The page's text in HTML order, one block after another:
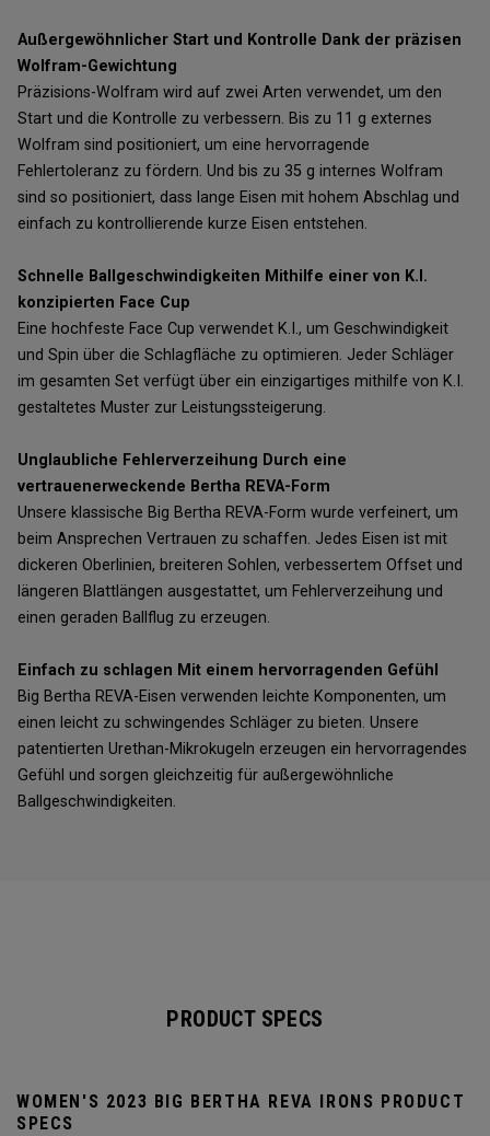
Außergewöhnlicher Start und Kontrolle Dank der präzisen
Wolfram-Gewichtung
Präzisions-Wolfram wird auf zwei Arten verwendet, um den
Start und die Kontrolle zu verbessern. Bis zu 11 g externes
Wolfram sind positioniert, um eine hervorragende
Fehlertoleranz zu fördern. Und bis zu 35 g internes Wolfram
sind so positioniert, dass lange Eisen mit hohem Abschlag und
einfach zu kontrollierende kurze Eisen entstehen.
Schnelle Ballgeschwindigkeiten Mithilfe einer von K.I.
konzipierten Face Cup
Eine hochfeste Face Cup verwendet K.I., um Geschwindigkeit
und Spin über die Schlagfläche zu optimieren. Jeder Schläger
im gesamten Set verfügt über ein einzigartiges mithilfe von K.I.
gestaltetes Muster zur Leistungssteigerung.
Unglaubliche Fehlerverzeihung Durch eine
vertrauenerweckende Bertha REVA-Form
Unsere klassische Big Bertha REVA-Form wurde verfeinert, um
beim Ansprechen Vertrauen zu schaffen. Jedes Eisen ist mit
dickeren Oberlinien, breiteren Sohlen, verbessertem Offset und
längeren Blattlängen ausgestattet, um Fehlerverzeihung und
einen geraden Ballflug zu erzeugen.
Einfach zu schlagen Mit einem hervorragenden Gefühl
Big Bertha REVA-Eisen verwenden leichte Komponenten, um
einen leicht zu schwingendes Schläger zu bieten. Unsere
patentierten Urethan-Mikrokugeln erzeugen ein hervorragendes
Gefühl und sorgen gleichzeitig für außergewöhnliche
Ballgeschwindigkeiten.
PRODUCT SPECS
WOMEN'S 2023 BIG BERTHA REVA IRONS PRODUCT
SPECS